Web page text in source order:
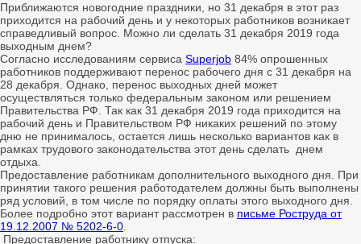
Приближаются новогодние праздники, но 31 декабря в этот раз
приходится на рабочий день и у некоторых работников возникает
справедливый вопрос. Можно ли сделать 31 декабря 2019 года
выходным днем?
Согласно исследованиям сервиса Superjob 84% опрошенных
работников поддерживают перенос рабочего дня с 31 декабря на
28 декабря. Однако, перенос выходных дней может
осуществляться только федеральным законом или решением
Правительства РФ. Так как 31 декабря 2019 года приходится на
рабочий день и Правительством РФ никаких решений по этому
дню не принималось, остается лишь несколько вариантов как в
рамках трудового законодательства этот день сделать днем
отдыха.
Предоставление работникам дополнительного выходного дня. При
принятии такого решения работодателем должны быть выполнены
ряд условий, в том числе по порядку оплаты этого выходного дня.
Более подробно этот вариант рассмотрен в письме Роструда от
19.12.2007 № 5202-6-0
Предоставление работнику отпуска: